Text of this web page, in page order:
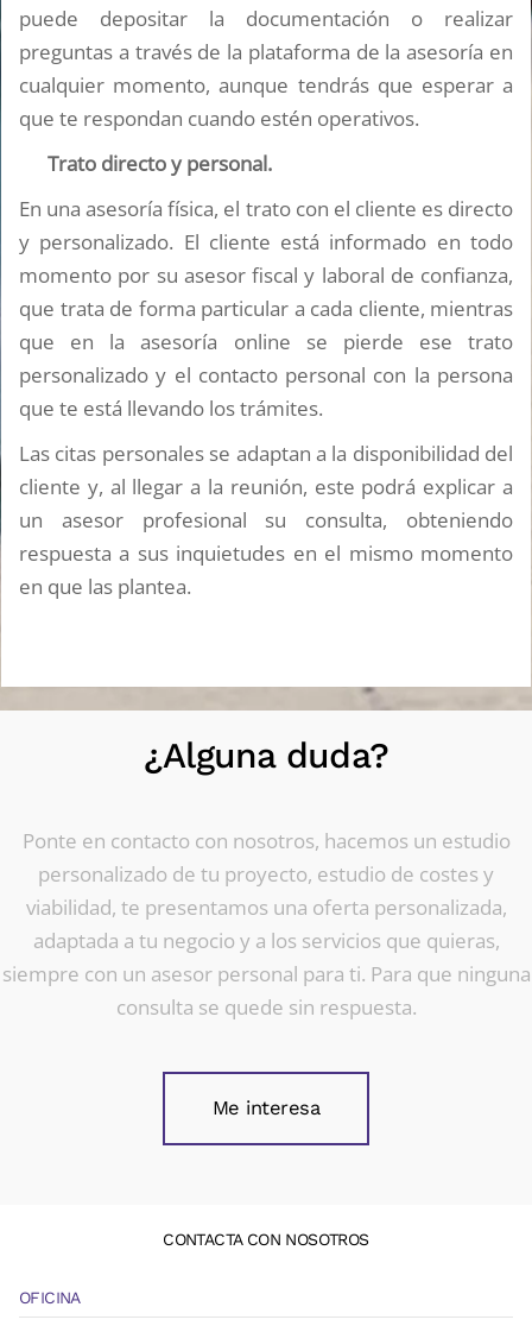
puede depositar la documentación o realizar
preguntas a través de la plataforma de la asesoría en
cualquier momento, aunque tendrás que esperar a
que te respondan cuando estén operativos.
Trato directo y personal.
En una asesoría física, el trato con el cliente es directo
y personalizado. El cliente está informado en todo
momento por su asesor fiscal y laboral de confianza,
que trata de forma particular a cada cliente, mientras
que en la asesoría online se pierde ese trato
personalizado y el contacto personal con la persona
que te está llevando los trámites.
Las citas personales se adaptan a la disponibilidad del
cliente y, al llegar a la reunión, este podrá explicar a
un asesor profesional su consulta, obteniendo
respuesta a sus inquietudes en el mismo momento
en que las plantea.
¿Alguna duda?
Ponte en contacto con nosotros, hacemos un estudio
personalizado de tu proyecto, estudio de costes y
viabilidad, te presentamos una oferta personalizada,
adaptada a tu negocio y a los servicios que quieras,
siempre con un asesor personal para ti. Para que ninguna
consulta se quede sin respuesta.
Me interesa
CONTACTA CON NOSOTROS
OFICINA